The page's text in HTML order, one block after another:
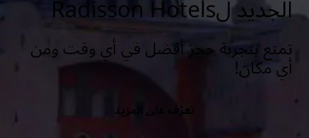
الجديد لRadisson Hotels
تمتع بتجربة حجز أفضل في أي وقت ومن
أي مكان!
تعرّف على المزيد